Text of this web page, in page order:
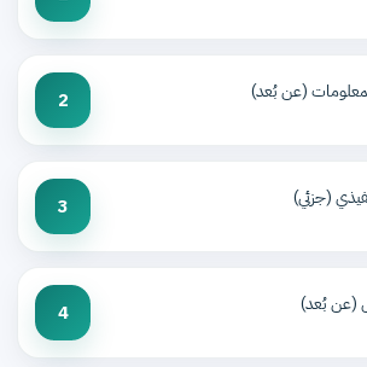
(عن بُعد) 2
(جزئي) 3
(عن بُعد) 4